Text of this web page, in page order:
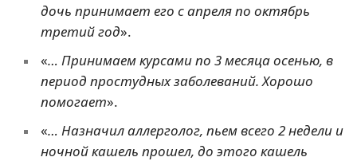
дочь принимает его с апреля по октябрь
третий год».
«… Принимаем курсами по 3 месяца осенью, в
период простудных заболеваний. Хорошо
помогает».
«… Назначил аллерголог, пьем всего 2 недели и
ночной кашель прошел, до этого кашель